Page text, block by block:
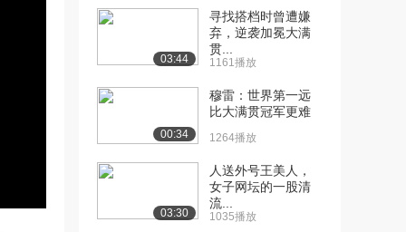
03:44
寻找搭档时曾遭嫌
弃，逆袭加冕大满
贯...
1161播放
00:34
穆雷：世界第一远
比大满贯冠军更难
1264播放
03:30
人送外号王美人，
女子网坛的一股清
流...
1035播放